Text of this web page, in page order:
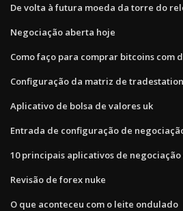
De volta à futura moeda da torre do
Negociação aberta hoje
Como faço para comprar bitcoins com
Configuração da matriz de tradestation
Aplicativo de bolsa de valores uk
Entrada de configuração de
10 principais aplicativos de
Revisão de forex nuke
O que aconteceu com o leite ondulado